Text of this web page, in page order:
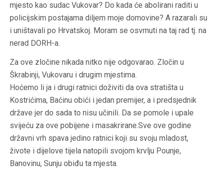
mjesto kao sudac Vukovar? Do kada će abolirani raditi u
policijskim postajama diljem moje domovine? A razarali su
i uništavali po Hrvatskoj. Moram se osvrnuti na taj rad tj. na
nerad DORH-a.
Za ove zločine nikada nitko nije odgovarao. Zločin u
Škrabinji, Vukovaru i drugim mjestima.
Hoćemo li ja i drugi ratnici doživiti da ova stratišta u
Kostrićima, Baćinu obići i jedan premijer, a i predsjednik
države jer do sada to nisu učinili. Da se pomole i upale
svijeću za ove pobijene i masakrirane.Sve ove godine
državni vrh spava jedino ratnici koji su svoju mladost,
živote i dijelove tijela natopili svojom krvlju Pounje,
Banovinu, Sunju obiđu ta mjesta.